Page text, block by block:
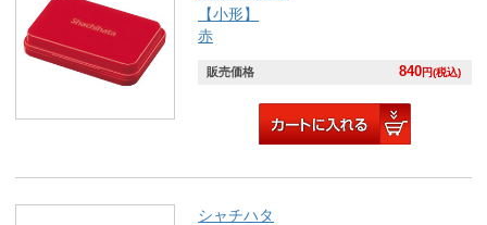
【小形】
赤
販売価格 840円(税込)
シャチハタ